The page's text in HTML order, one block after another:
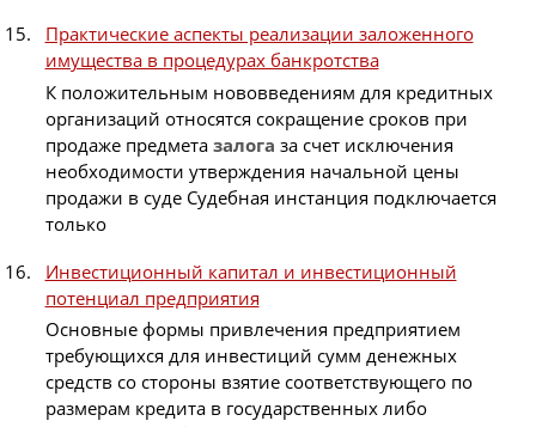
Практические аспекты реализации заложенного
имущества в процедурах банкротства
К положительным нововведениям для кредитных
организаций относятся сокращение сроков при
продаже предмета залога за счет исключения
необходимости утверждения начальной цены
продажи в суде Судебная инстанция подключается
только
Инвестиционный капитал и инвестиционный
потенциал предприятия
Основные формы привлечения предприятием
требующихся для инвестиций сумм денежных
средств со стороны взятие соответствующего по
размерам кредита в государственных либо